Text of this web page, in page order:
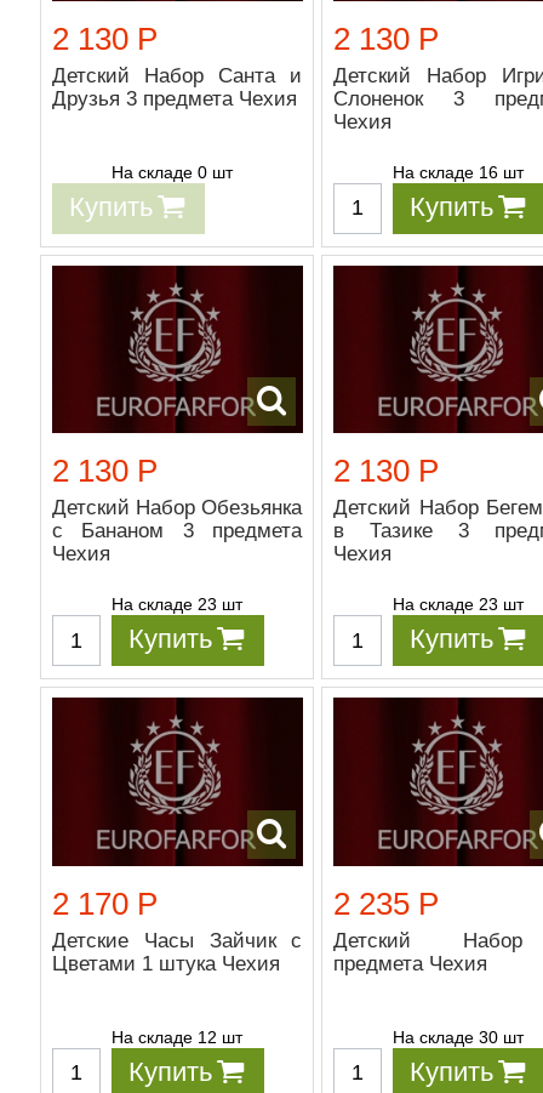
2 130 Р
Детский Набор Санта и
Друзья 3 предмета Чехия
На складе 0 шт
Купить
2 130 Р
Детский Набор
Слоненок 3
Чехия
На складе 16 шт
Купить
2 130 Р
Детский Набор Обезьянка
с Бананом 3 предмета
Чехия
На складе 23 шт
Купить
2 130 Р
Детский Набор
в Тазике 3
Чехия
На складе 23 шт
Купить
2 170 Р
Детские Часы Зайчик с
Цветами 1 штука Чехия
На складе 12 шт
Купить
2 235 Р
Детский
предмета Чехия
На складе 30 шт
Купить